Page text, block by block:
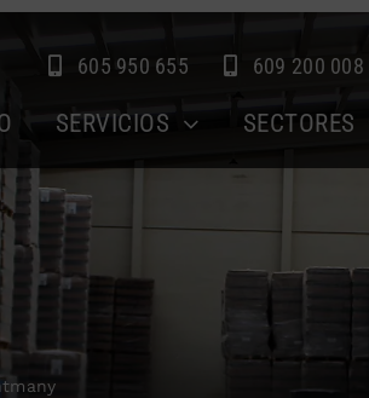
605 950 655 609 200 008
SERVICIOS SECTORES